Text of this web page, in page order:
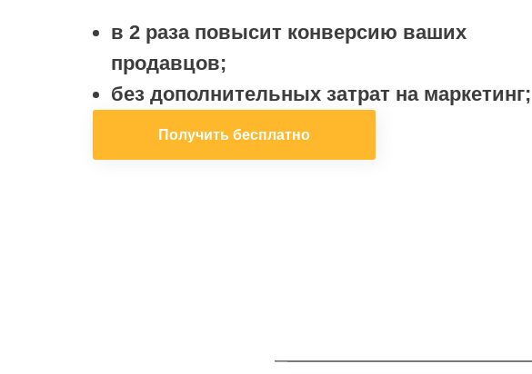
в 2 раза повысит конверсию ваших
продавцов;
без дополнительных затрат на маркетинг;
Получить бесплатно